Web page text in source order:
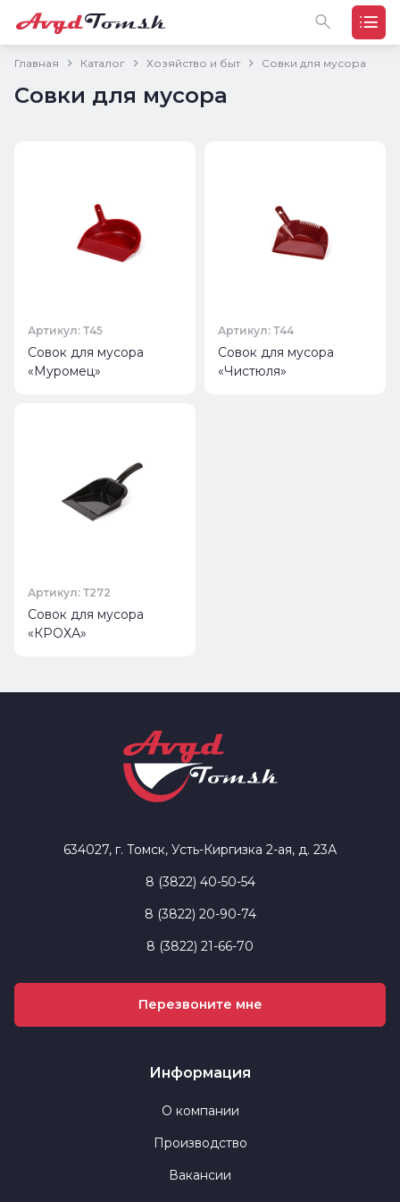
Главная Каталог Хозяйство и быт Совки для мусора
Совки для мусора
Артикул: Т45
Совок для мусора
«Муромец»
Артикул: Т44
Совок для мусора
«Чистюля»
Артикул: Т272
Совок для мусора
«КРОХА»
634027, г. Томск, Усть-Киргизка 2-ая, д. 23А
8 (3822) 40-50-54
8 (3822) 20-90-74
8 (3822) 21-66-70
Перезвоните мне
Информация
О компании
Производство
Вакансии